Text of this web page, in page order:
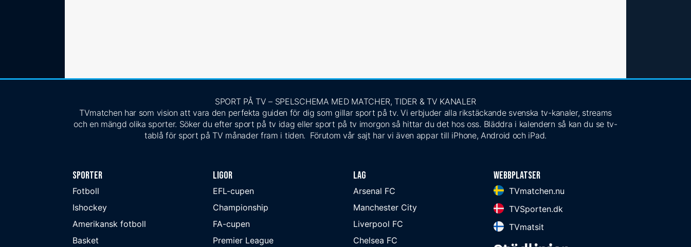
SPORT PÅ TV – SPELSCHEMA MED MATCHER, TIDER & TV KANALER
TVmatchen har som vision att vara den perfekta guiden för dig som gillar sport på tv. Vi erbjuder alla rikstäckande svenska tv-kanaler, streams
och en mängd olika sporter. Söker du efter sport på tv idag eller sport på tv imorgon så hittar du det hos oss. Bläddra i kalendern så kan du se tv-
tablå för sport på TV månader fram i tiden. Förutom vår sajt har vi även appar till iPhone, Android och iPad.
Sporter
Fotboll
Ishockey
Amerikansk fotboll
Basket
Ligor
EFL-cupen
Championship
FA-cupen
Premier League
Lag
Arsenal FC
Manchester City
Liverpool FC
Chelsea FC
Webbplatser
TVmatchen.nu
TVSporten.dk
TVmatsit